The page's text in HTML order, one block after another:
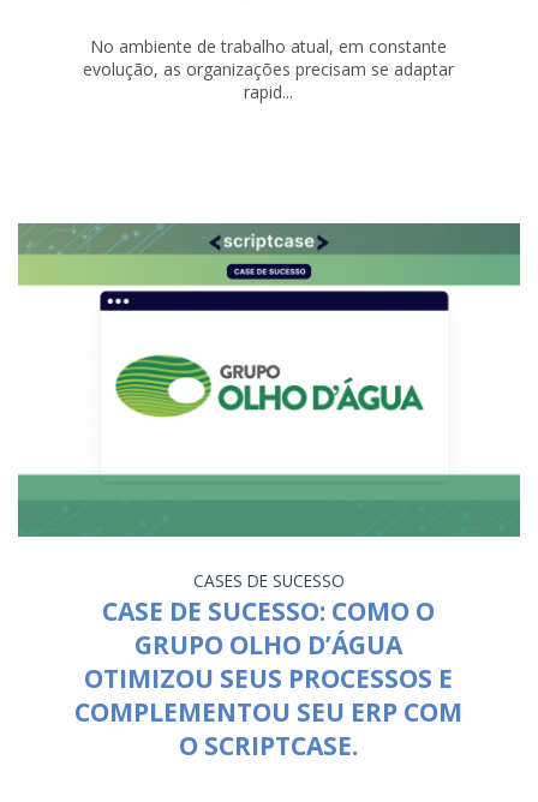
No ambiente de trabalho atual, em constante
evolução, as organizações precisam se adaptar
rapid...
CASES DE SUCESSO
CASE DE SUCESSO: COMO O
GRUPO OLHO D’ÁGUA
OTIMIZOU SEUS PROCESSOS E
COMPLEMENTOU SEU ERP COM
O SCRIPTCASE.